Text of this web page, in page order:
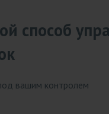
способ
вашим контролем